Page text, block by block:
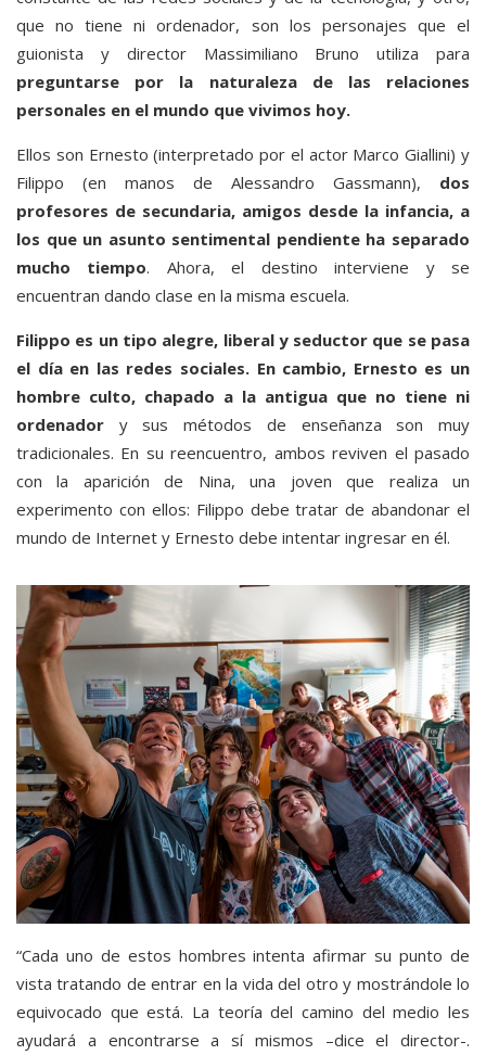
que no tiene ni ordenador, son los personajes que el
guionista y director Massimiliano Bruno utiliza para
preguntarse por la naturaleza de las relaciones
personales en el mundo que vivimos hoy.
Ellos son Ernesto (interpretado por el actor Marco Giallini) y
Filippo (en manos de Alessandro Gassmann), dos
profesores de secundaria, amigos desde la infancia, a
los que un asunto sentimental pendiente ha separado
mucho tiempo. Ahora, el destino interviene y se
encuentran dando clase en la misma escuela.
Filippo es un tipo alegre, liberal y seductor que se pasa
el día en las redes sociales. En cambio, Ernesto es un
hombre culto, chapado a la antigua que no tiene ni
ordenador y sus métodos de enseñanza son muy
tradicionales. En su reencuentro, ambos reviven el pasado
con la aparición de Nina, una joven que realiza un
experimento con ellos: Filippo debe tratar de abandonar el
mundo de Internet y Ernesto debe intentar ingresar en él.
“Cada uno de estos hombres intenta afirmar su punto de
vista tratando de entrar en la vida del otro y mostrándole lo
equivocado que está. La teoría del camino del medio les
ayudará a encontrarse a sí mismos –dice el director-.